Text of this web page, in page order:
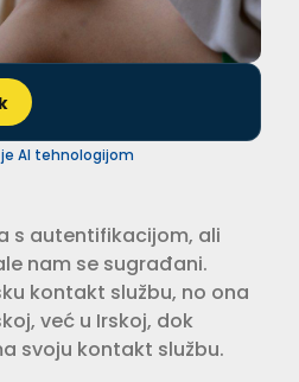
AI tehnologijom
s autentifikacijom, ali
nam se sugrađani.
kontakt službu, no ona
već u Irskoj, dok
svoju kontakt službu.